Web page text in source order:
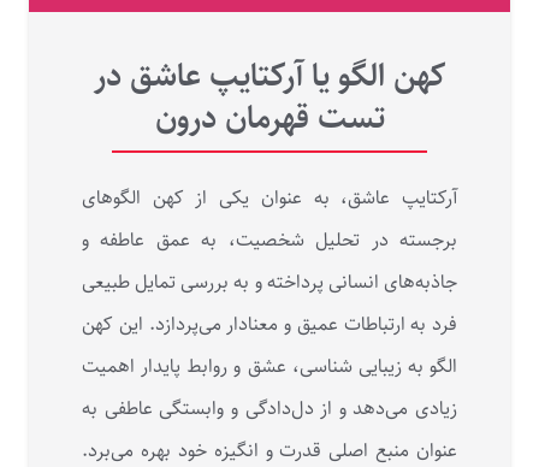
کهن الگو یا آرکتایپ عاشق در
تست قهرمان درون
آرکتایپ عاشق، به عنوان یکی از کهن‌ الگوهای
برجسته در تحلیل شخصیت، به عمق عاطفه و
جاذبه‌های انسانی پرداخته و به بررسی تمایل طبیعی
فرد به ارتباطات عمیق و معنادار می‌پردازد. این کهن‌
الگو به زیبایی‌ شناسی، عشق و روابط پایدار اهمیت
زیادی می‌دهد و از دل‌دادگی و وابستگی عاطفی به
عنوان منبع اصلی قدرت و انگیزه خود بهره می‌برد.